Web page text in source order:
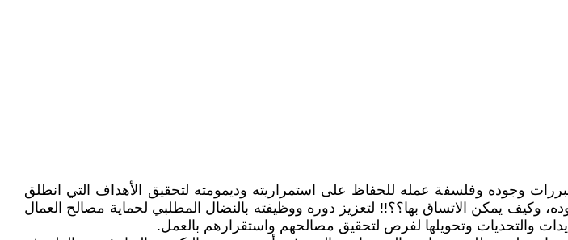
وجوده وفلسفة عمله للحفاظ على استمراريته وديمومته لتحقيق الأهداف التي انطلق
وكيف يمكن الاتساق بها؟؟!! لتعزيز دوره ووظيفته بالنضال المطلبي لحماية مصالح العمال
والتحديات وتحويلها لفرص لتحقيق مصالحهم واستقرارهم بالعمل.